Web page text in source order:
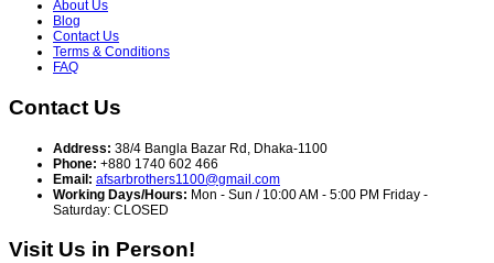
About Us
Blog
Contact Us
Terms & Conditions
FAQ
Contact Us
Address: 38/4 Bangla Bazar Rd, Dhaka-1100
Phone: +880 1740 602 466
Email: afsarbrothers1100@gmail.com
Working Days/Hours: Mon - Sun / 10:00 AM - 5:00 PM Friday -
Saturday: CLOSED
Visit Us in Person!